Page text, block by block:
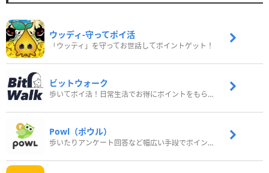
ウッディ‐守ってポイ活
「ウッディ」を守ってお世話してポイントゲット！
ビットウォーク
歩いてポイ活！日常生活でお得にポイントをもらおう
Powl（ポウル）
歩いたりアンケート回答など幅広い手段でポイントをゲット